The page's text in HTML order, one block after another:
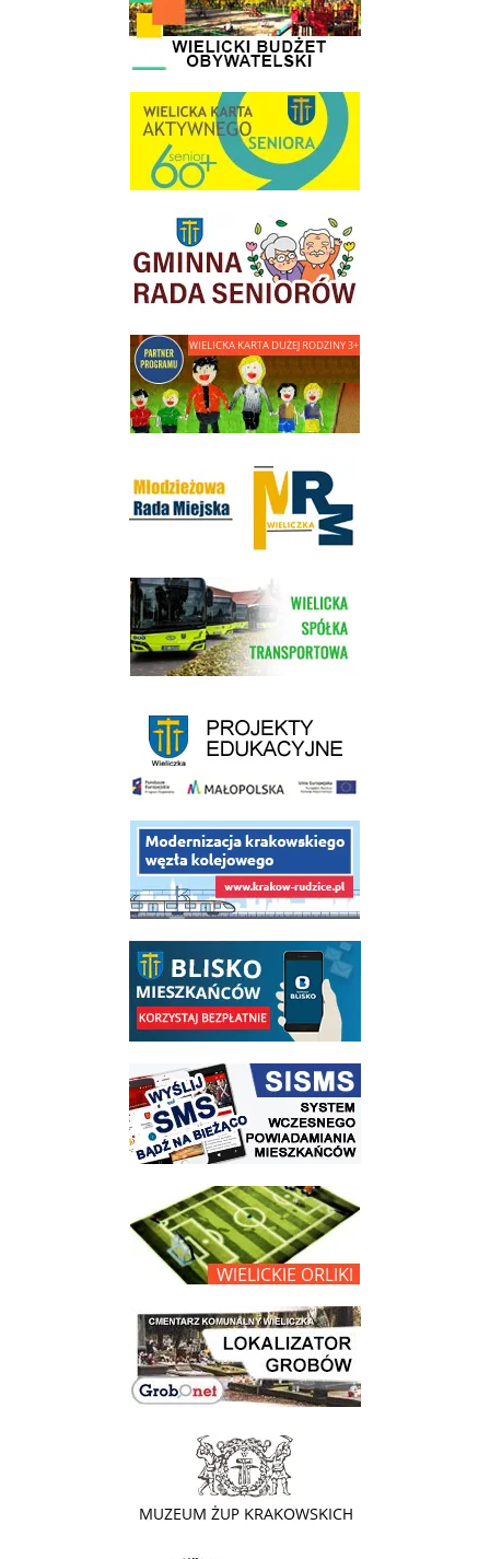
link do strony Wielicka Karta Aktywnego Seniora
link do strony Gminnej Rady Seniorow - Wieliczka
link do strony - Wielicka Karta Dużej Rodziny
link do strony Wielickiej Spółki Transportowej
link do opisu projektu budowy linii kolejowej Krakow Rudzice
link do opisu aplikacji - BLISKO, Gmina Wieliczka w aplikacji Blisko
link do strony systemu wczesnego ostrzegania mieszkańców SISMS
link do opisu projektu Wielickie Orliki
link do lokalizatora grobów na wielickim cmentarzu - grobnet
link do strony - Muzeum Żup Krakowskich Wieliczka
link do strony Kopalni Soli Wieliczka